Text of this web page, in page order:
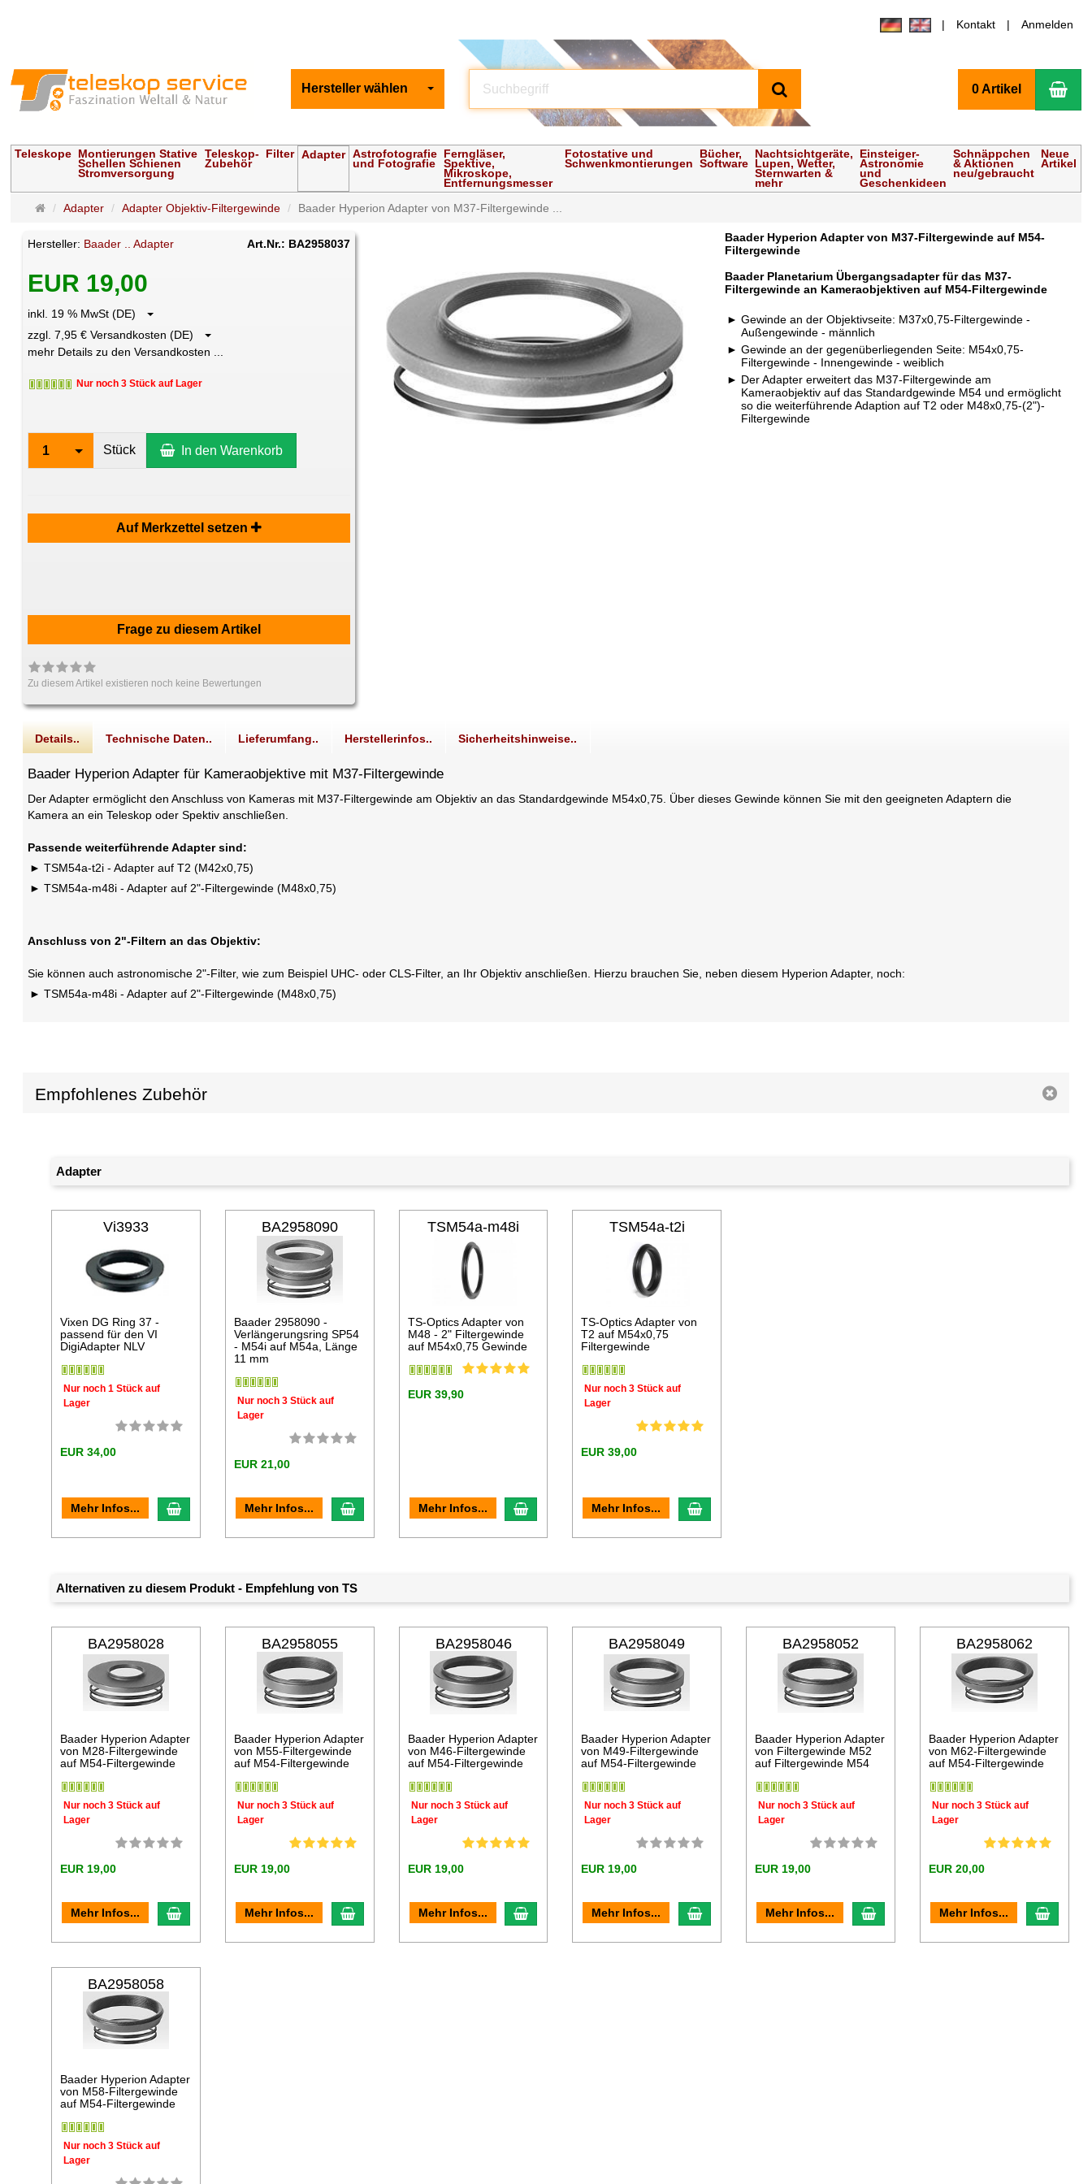
Kontakt Anmelden
Hersteller wählen 0 Artikel
Teleskope Montierungen Stative
Schellen Schienen
Stromversorgung
Teleskop-
Zubehör
Filter Adapter Astrofotografie
und Fotografie
Ferngläser,
Spektive,
Mikroskope,
Entfernungsmesser
Fotostative und
Schwenkmontierungen
Bücher,
Software
Nachtsichtgeräte,
Lupen, Wetter,
Sternwarten &
mehr
Einsteiger-
Astronomie
und
Geschenkideen
Schnäppchen
& Aktionen
neu/gebraucht
Neue
Artikel
Startseite
Adapter Adapter Objektiv-Filtergewinde Baader Hyperion Adapter von M37-Filtergewinde ...
Hersteller: Baader .. Adapter Art.Nr.: BA2958037
EUR 19,00
inkl. 19 % MwSt (DE)
zzgl. 7,95 € Versandkosten (DE)
mehr Details zu den Versandkosten ...
Nur noch 3 Stück auf Lager
1 Stück In den Warenkorb
Auf Merkzettel setzen
Frage zu diesem Artikel
Zu diesem Artikel existieren noch keine Bewertungen
Baader Hyperion Adapter von M37-Filtergewinde auf M54-
Filtergewinde
Baader Planetarium Übergangsadapter für das M37-
Filtergewinde an Kameraobjektiven auf M54-Filtergewinde
Gewinde an der Objektivseite: M37x0,75-Filtergewinde -
Außengewinde - männlich
Gewinde an der gegenüberliegenden Seite: M54x0,75-
Filtergewinde - Innengewinde - weiblich
Der Adapter erweitert das M37-Filtergewinde am
Kameraobjektiv auf das Standardgewinde M54 und ermöglicht
so die weiterführende Adaption auf T2 oder M48x0,75-(2")-
Filtergewinde
Details.. Technische Daten.. Lieferumfang.. Herstellerinfos.. Sicherheitshinweise..
Baader Hyperion Adapter für Kameraobjektive mit M37-Filtergewinde
Der Adapter ermöglicht den Anschluss von Kameras mit M37-Filtergewinde am Objektiv an das Standardgewinde M54x0,75. Über dieses Gewinde können Sie mit den geeigneten Adaptern die
Kamera an ein Teleskop oder Spektiv anschließen.
Passende weiterführende Adapter sind:
TSM54a-t2i - Adapter auf T2 (M42x0,75)
TSM54a-m48i - Adapter auf 2"-Filtergewinde (M48x0,75)
Anschluss von 2"-Filtern an das Objektiv:
Sie können auch astronomische 2"-Filter, wie zum Beispiel UHC- oder CLS-Filter, an Ihr Objektiv anschließen. Hierzu brauchen Sie, neben diesem Hyperion Adapter, noch:
TSM54a-m48i - Adapter auf 2"-Filtergewinde (M48x0,75)
Empfohlenes Zubehör
Adapter
Vi3933
Vixen DG Ring 37 -
passend für den VI
DigiAdapter NLV
Nur noch 1 Stück auf
Lager
EUR 34,00
Mehr Infos... In den Warenkorb
BA2958090
Baader 2958090 -
Verlängerungsring SP54
- M54i auf M54a, Länge
11 mm
Nur noch 3 Stück auf
Lager
EUR 21,00
Mehr Infos... In den Warenkorb
TSM54a-m48i
TS-Optics Adapter von
M48 - 2" Filtergewinde
auf M54x0,75 Gewinde
EUR 39,90
Mehr Infos... In den Warenkorb
TSM54a-t2i
TS-Optics Adapter von
T2 auf M54x0,75
Filtergewinde
Nur noch 3 Stück auf
Lager
EUR 39,00
Mehr Infos... In den Warenkorb
Alternativen zu diesem Produkt - Empfehlung von TS
BA2958028
Baader Hyperion Adapter
von M28-Filtergewinde
auf M54-Filtergewinde
Nur noch 3 Stück auf
Lager
EUR 19,00
Mehr Infos... In den Warenkorb
BA2958055
Baader Hyperion Adapter
von M55-Filtergewinde
auf M54-Filtergewinde
Nur noch 3 Stück auf
Lager
EUR 19,00
Mehr Infos... In den Warenkorb
BA2958046
Baader Hyperion Adapter
von M46-Filtergewinde
auf M54-Filtergewinde
Nur noch 3 Stück auf
Lager
EUR 19,00
Mehr Infos... In den Warenkorb
BA2958049
Baader Hyperion Adapter
von M49-Filtergewinde
auf M54-Filtergewinde
Nur noch 3 Stück auf
Lager
EUR 19,00
Mehr Infos... In den Warenkorb
BA2958052
Baader Hyperion Adapter
von Filtergewinde M52
auf Filtergewinde M54
Nur noch 3 Stück auf
Lager
EUR 19,00
Mehr Infos... In den Warenkorb
BA2958062
Baader Hyperion Adapter
von M62-Filtergewinde
auf M54-Filtergewinde
Nur noch 3 Stück auf
Lager
EUR 20,00
Mehr Infos... In den
BA2958058
Baader Hyperion Adapter
von M58-Filtergewinde
auf M54-Filtergewinde
Nur noch 3 Stück auf
Lager